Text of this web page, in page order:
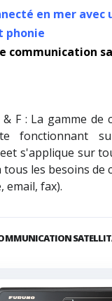
en mer avec
phonie
communication
F : La gamme de
fonctionnant
s'applique sur
tous les besoins de
email, fax).